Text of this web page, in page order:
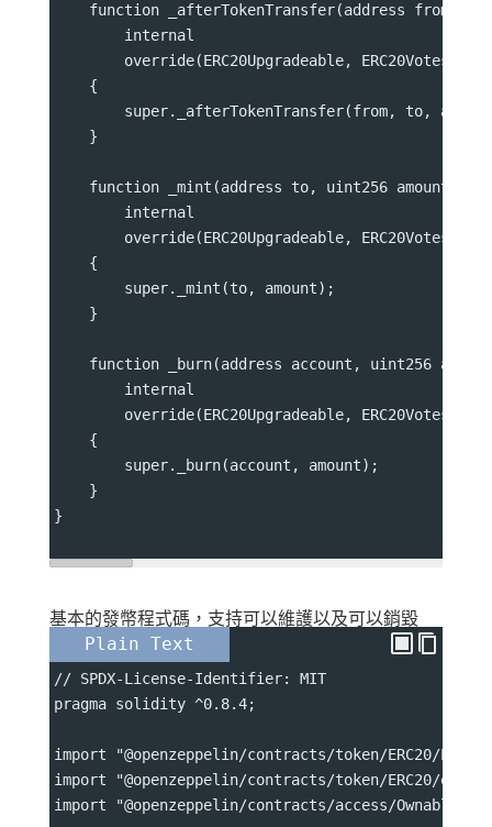
function _afterTokenTransfer(address from,
        internal
override(ERC20Upgradeable,
    {
super._afterTokenTransfer(from, to,
    }
    function _mint(address to, uint256 amount)
        internal
override(ERC20Upgradeable,
    {
        super._mint(to, amount);
    }
function _burn(address account, uint256
        internal
override(ERC20Upgradeable,
    {
        super._burn(account, amount);
    }
}
基本的發幣程式碼，支持可以維護以及可以銷毀
Plain Text
// SPDX-License-Identifier: MIT
pragma solidity ^0.8.4;
import "@openzeppelin/contracts/token/ERC20/
import "@openzeppelin/contracts/token/ERC20/
import "@openzeppelin/contracts/access/